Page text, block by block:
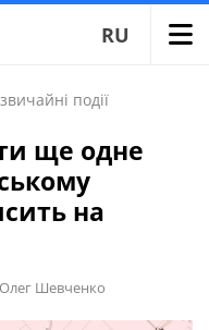
RU
події
ще одне
на
Олег Шевченко